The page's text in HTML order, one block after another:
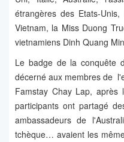
étrangères des Etats-
Vietnam, la Miss Duong
vietnamiens Dinh Quang
Le badge de la conquête
décerné aux membres de
Famstay Chay Lap,
participants ont partagé
ambassadeurs de
tchèque… avaient les